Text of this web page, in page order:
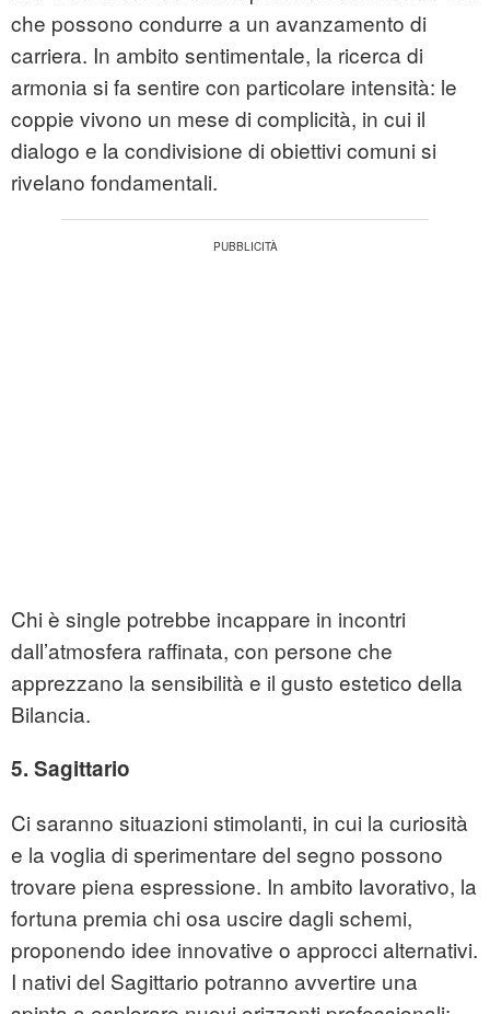
che possono condurre a un avanzamento di
carriera. In ambito sentimentale, la ricerca di
armonia si fa sentire con particolare intensità: le
coppie vivono un mese di complicità, in cui il
dialogo e la condivisione di obiettivi comuni si
rivelano fondamentali.
Chi è single potrebbe incappare in incontri
dall’atmosfera raffinata, con persone che
apprezzano la sensibilità e il gusto estetico della
Bilancia.
5. Sagittario
Ci saranno situazioni stimolanti, in cui la curiosità
e la voglia di sperimentare del segno possono
trovare piena espressione. In ambito lavorativo, la
fortuna premia chi osa uscire dagli schemi,
proponendo idee innovative o approcci alternativi.
I nativi del Sagittario potranno avvertire una